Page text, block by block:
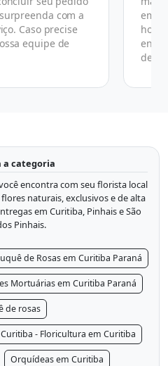
com a
Caso precise
equipe de
em
de
a categoria
encontra com seu florista local
naturais, exclusivos e de alta
em Curitiba, Pinhais e São
Pinhais.
de Rosas em Curitiba Paraná
Mortuárias em Curitiba Paraná
de rosas
- Floricultura em Curitiba
Orquídeas em Curitiba